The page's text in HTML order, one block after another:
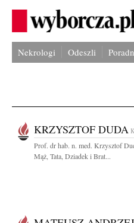
Nekrologi Odeszli
KRZYSZTOF DUDA
Prof. dr hab. n. med. Krzysztof
Mąż, Tata, Dziadek i Brat...